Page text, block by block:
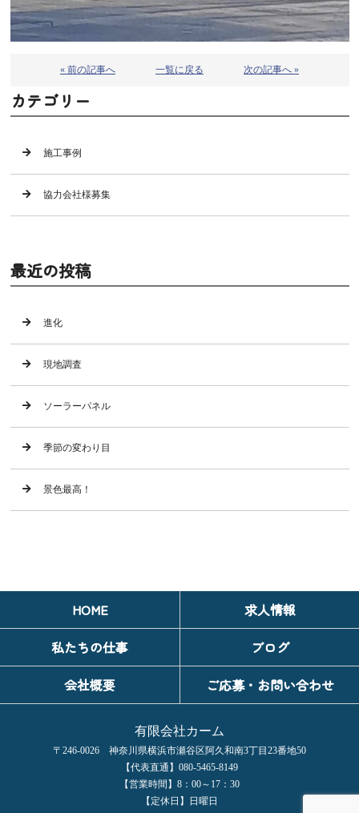
« 前の記事へ 一覧に戻る 次の記事へ »
カテゴリー
施工事例
協力会社様募集
最近の投稿
進化
現地調査
ソーラーパネル
季節の変わり目
景色最高！
HOME
求人情報
私たちの仕事
ブログ
会社概要
ご応募・お問い合わせ
有限会社カーム
〒246-0026 神奈川県横浜市瀬谷区阿久和南3丁目23番地50
【代表直通】080-5465-8149
【営業時間】8：00～17：30
【定休日】日曜日